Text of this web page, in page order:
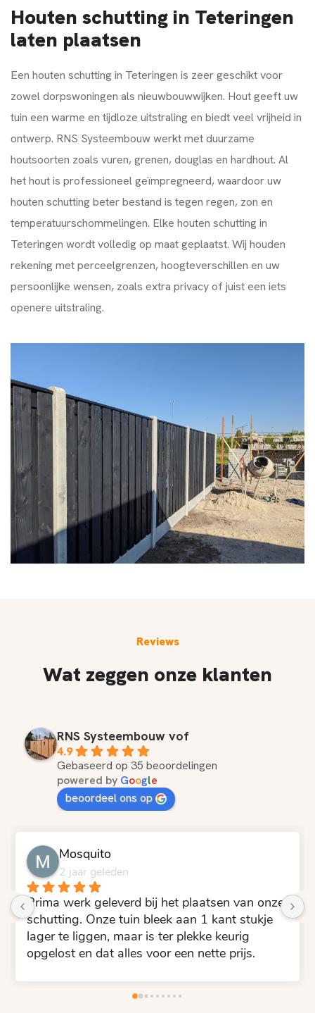
Houten schutting in Teteringen
laten plaatsen
Een houten schutting in Teteringen is zeer geschikt voor
zowel dorpswoningen als nieuwbouwwijken. Hout geeft uw
tuin een warme en tijdloze uitstraling en biedt veel vrijheid in
ontwerp. RNS Systeembouw werkt met duurzame
houtsoorten zoals vuren, grenen, douglas en hardhout. Al
het hout is professioneel geïmpregneerd, waardoor uw
houten schutting beter bestand is tegen regen, zon en
temperatuurschommelingen. Elke houten schutting in
Teteringen wordt volledig op maat geplaatst. Wij houden
rekening met perceelgrenzen, hoogteverschillen en uw
persoonlijke wensen, zoals extra privacy of juist een iets
openere uitstraling.
Reviews
Wat zeggen onze klanten
RNS Systeembouw vof
4.9
Gebaseerd op 35 beoordelingen
powered by Google
beoordeel ons op
Mosquito
2 jaar geleden
Prima werk geleverd bij het plaatsen van onze
schutting. Onze tuin bleek aan 1 kant stukje
lager te liggen, maar is ter plekke keurig
opgelost en dat alles voor een nette prijs.